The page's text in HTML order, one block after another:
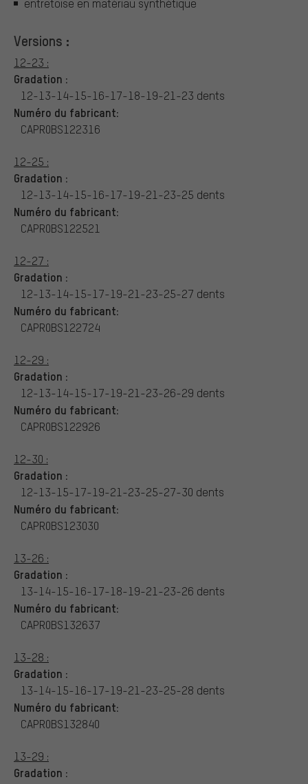
Versions :
12-23 :
Gradation :
12-13-14-15-16-17-18-19-21-23 dents
Numéro du fabricant:
CAPR0BS122316
12-25 :
Gradation :
12-13-14-15-16-17-19-21-23-25 dents
Numéro du fabricant:
CAPR0BS122521
12-27 :
Gradation :
12-13-14-15-17-19-21-23-25-27 dents
Numéro du fabricant:
CAPR0BS122724
12-29 :
Gradation :
12-13-14-15-17-19-21-23-26-29 dents
Numéro du fabricant:
CAPR0BS122926
12-30 :
Gradation :
12-13-15-17-19-21-23-25-27-30 dents
Numéro du fabricant:
CAPR0BS123030
13-26 :
Gradation :
13-14-15-16-17-18-19-21-23-26 dents
Numéro du fabricant:
CAPR0BS132637
13-28 :
Gradation :
13-14-15-16-17-19-21-23-25-28 dents
Numéro du fabricant:
CAPR0BS132840
13-29 :
Gradation :